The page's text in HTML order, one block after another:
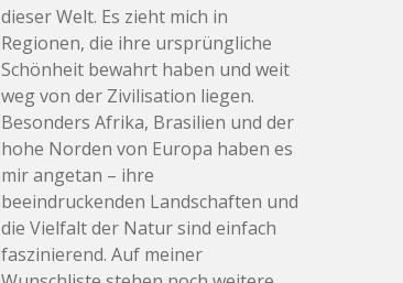
dieser Welt. Es zieht mich in
Regionen, die ihre ursprüngliche
Schönheit bewahrt haben und weit
weg von der Zivilisation liegen.
Besonders Afrika, Brasilien und der
hohe Norden von Europa haben es
mir angetan – ihre
beeindruckenden Landschaften und
die Vielfalt der Natur sind einfach
faszinierend. Auf meiner